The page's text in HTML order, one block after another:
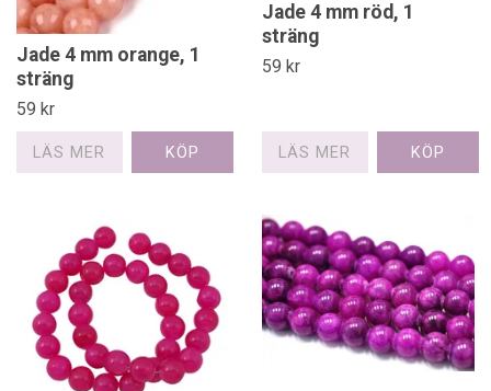
Jade 4 mm orange, 1
sträng
59 kr
LÄS MER
Jade 4 mm röd, 1
sträng
59 kr
LÄS MER